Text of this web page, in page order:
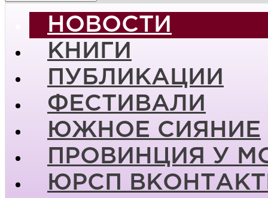
НОВОСТИ
КНИГИ
ПУБЛИКАЦИИ
ФЕСТИВАЛИ
ЮЖНОЕ СИЯНИЕ
ПРОВИНЦИЯ У
ЮРСП